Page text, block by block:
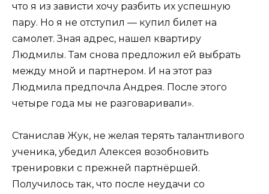
что я из зависти хочу разбить их успешную
пару. Но я не отступил — купил билет на
самолет. Зная адрес, нашел квартиру
Людмилы. Там снова предложил ей выбрать
между мной и партнером. И на этот раз
Людмила предпочла Андрея. После этого
четыре года мы не разговаривали».
Станислав Жук, не желая терять талантливого
ученика, убедил Алексея возобновить
тренировки с прежней партнёршей.
Получилось так, что после неудачи со